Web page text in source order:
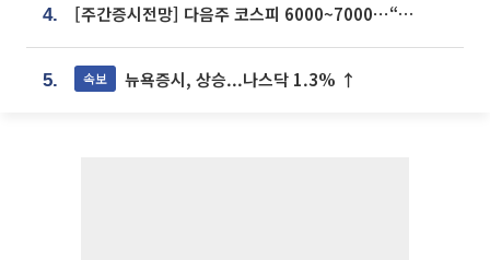
4. [주간증시전망] 다음주 코스피 6000~7000⋯“外人 수급은 정책이 변수”
5. 속보 뉴욕증시, 상승...나스닥 1.3% ↑